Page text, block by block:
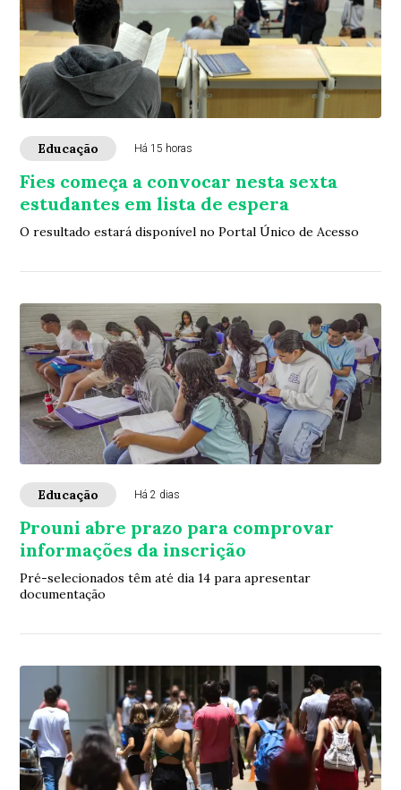
Educação Há 15 horas
Fies começa a convocar nesta sexta
estudantes em lista de espera
O resultado estará disponível no Portal Único de Acesso
Educação Há 2 dias
Prouni abre prazo para comprovar
informações da inscrição
Pré-selecionados têm até dia 14 para apresentar
documentação